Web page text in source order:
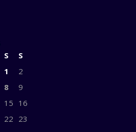
S
S
1
2
8
9
15 16
22 23